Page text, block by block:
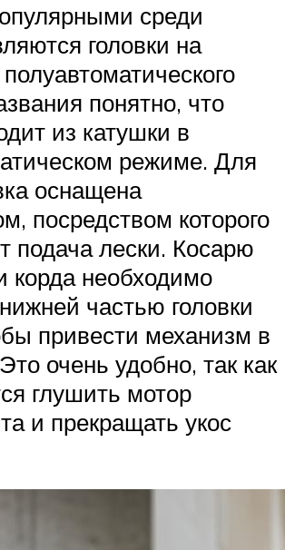
среди
головки на
понятно, что
из катушки в
режиме. Для
оснащена
посредством которого
подача лески. Косарю
корда необходимо
частью головки
привести механизм в
очень удобно, так как
глушить мотор
и прекращать укос